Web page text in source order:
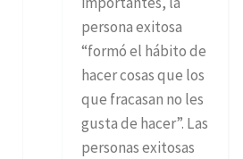
persona exitosa
“formó el hábito de
hacer cosas que los
que fracasan no les
gusta de hacer”. Las
personas exitosas